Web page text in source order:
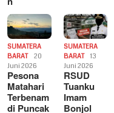
SUMATERA
BARAT
20
Juni 2026
Pesona
Matahari
Terbenam
di Puncak
SUMATERA
BARAT
13
Juni 2026
RSUD
Tuanku
Imam
Bonjol